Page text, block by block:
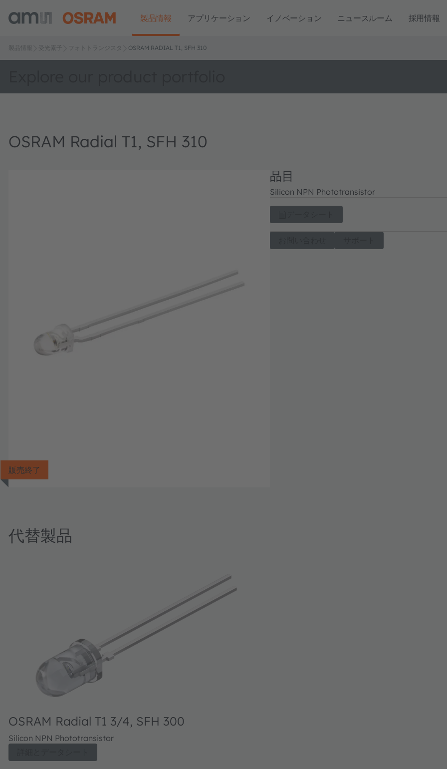
製品情報 アプリケーション イノベーション ニュースルーム 採用情報
製品情報 受光素子 フォトトランジスタ OSRAM RADIAL T1, SFH 310
OSRAM Radial T1, SFH 310
販売終了
品目
Silicon NPN Phototransistor
代替製品
OSRAM Radial T1 3/4, SFH 300
Silicon NPN Phototransistor